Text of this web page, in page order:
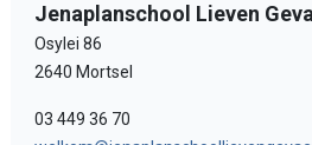
Jenaplanschool Lieven
Osylei 86
2640 Mortsel
03 449 36 70